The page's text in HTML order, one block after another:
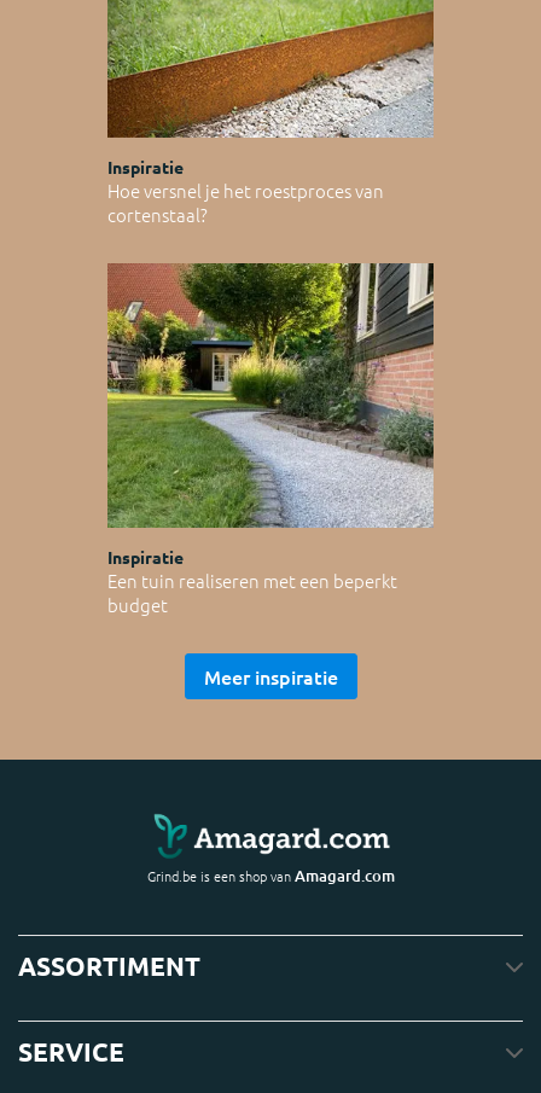
Inspiratie
Hoe versnel je het roestproces van
cortenstaal?
Inspiratie
Een tuin realiseren met een beperkt
budget
Meer inspiratie
Grind.be is een shop vanAmagard.com
ASSORTIMENT
SERVICE